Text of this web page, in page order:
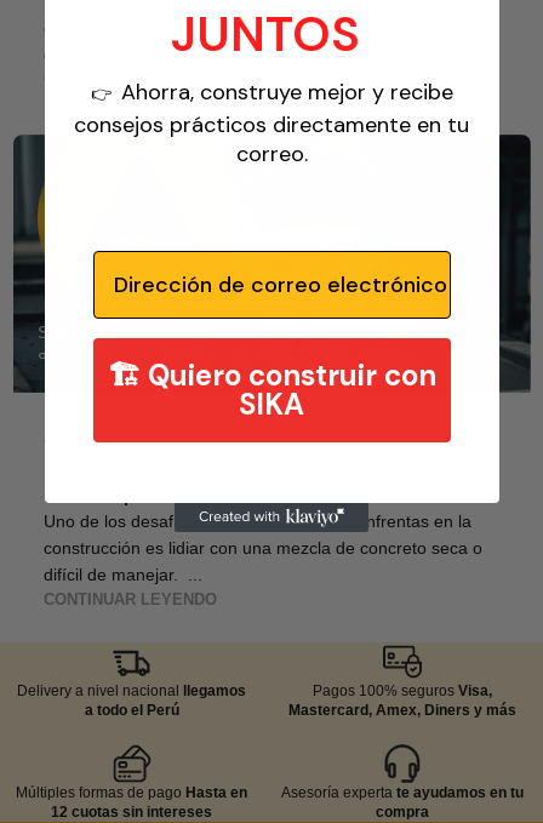
esenciales en proyectos de rehabilitación y mantenimiento
de estructuras. Por ende, ...
CONTINUAR LEYENDO
Sika Center Edificando
Aditivos Para El Concreto
obra? Aplicaciones y recomendaciones
Uno de los desafíos más habituales que enfrentas en la
construcción es lidiar con una mezcla de concreto seca o
difícil de manejar. ...
CONTINUAR LEYENDO
Delivery a nivel nacional
llegamos
a todo el Perú
Múltiples formas de pago Hasta en
12 cuotas sin intereses
Pagos 100% seguros Visa,
Mastercard, Amex, Diners y más
Asesoría experta te ayudamos en tu
compra
JUNTOS
👉 Ahorra, construye mejor y recibe
consejos prácticos directamente en tu
correo.
Email
🏗️ Quiero construir con
SIKA